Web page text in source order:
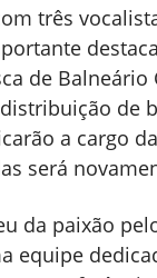
três
de
de
a cargo
será
da paixão
equipe